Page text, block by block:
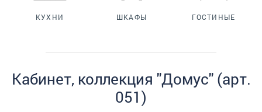
КУХНИ ШКАФЫ ГОСТИНЫЕ
Кабинет, коллекция "Домус" (арт.
051)